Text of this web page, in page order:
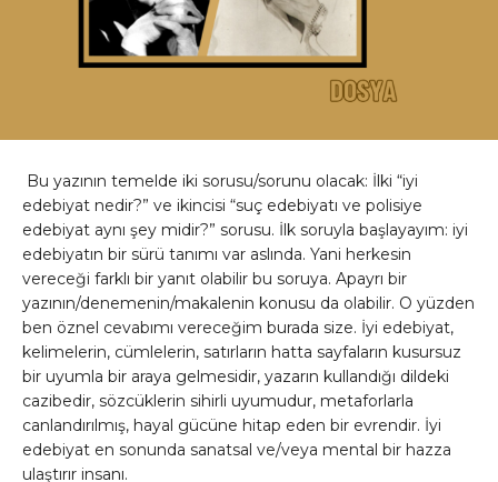
Bu yazının temelde iki sorusu/sorunu olacak: İlki “iyi
edebiyat nedir?” ve ikincisi “suç edebiyatı ve polisiye
edebiyat aynı şey midir?” sorusu. İlk soruyla başlayayım: iyi
edebiyatın bir sürü tanımı var aslında. Yani herkesin
vereceği farklı bir yanıt olabilir bu soruya. Apayrı bir
yazının/denemenin/makalenin konusu da olabilir. O yüzden
ben öznel cevabımı vereceğim burada size. İyi edebiyat,
kelimelerin, cümlelerin, satırların hatta sayfaların kusursuz
bir uyumla bir araya gelmesidir, yazarın kullandığı dildeki
cazibedir, sözcüklerin sihirli uyumudur, metaforlarla
canlandırılmış, hayal gücüne hitap eden bir evrendir. İyi
edebiyat en sonunda sanatsal ve/veya mental bir hazza
ulaştırır insanı.